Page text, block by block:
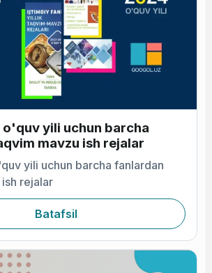
yili uchun barcha
mavzu ish rejalar
yili uchun barcha fanlardan
rejalar
Batafsil